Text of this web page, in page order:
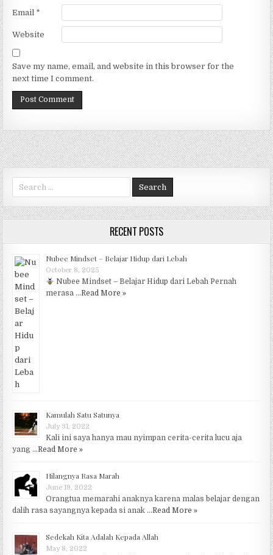
Email *
Website
Save my name, email, and website in this browser for the
next time I comment.
Search for:
RECENT POSTS
Nubee Mindset – Belajar Hidup dari Lebah
October 8, 2025
Nubee Mindset – Belajar Hidup dari Lebah Pernah
merasa …Read More »
Kamulah Satu Satunya
July 31, 2022
Kali ini saya hanya mau nyimpan cerita-cerita lucu aja
yang …Read More »
Hilangnya Rasa Marah
June 19, 2022
Orangtua memarahi anaknya karena malas belajar dengan
dalih rasa sayangnya kepada si anak …Read More »
Sedekah Kita Adalah Kepada Allah
May 8, 2022